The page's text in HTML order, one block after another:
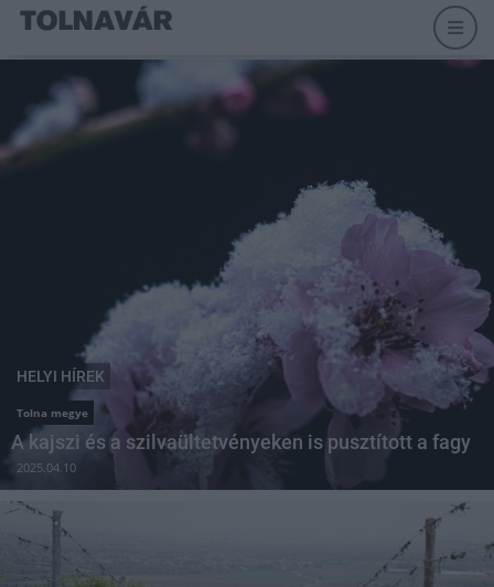
HELYI HÍREK
Tolna megye
A kajszi és a szilvaültetvényeken is pusztított a fagy
2025.04.10